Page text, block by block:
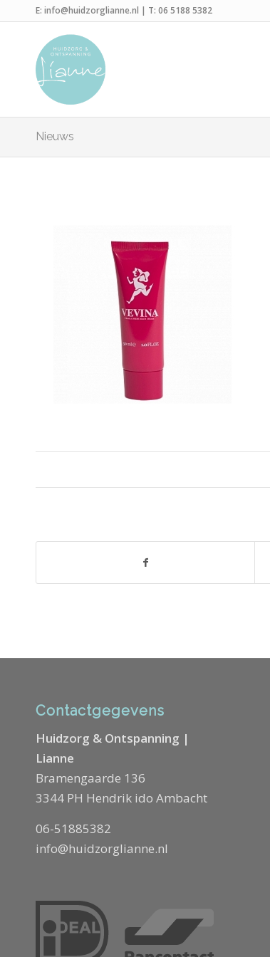
E: info@huidzorglianne.nl | T: 06 5188 5382
Nieuws
Contactgegevens
Huidzorg & Ontspanning |
Lianne
Bramengaarde 136
3344 PH Hendrik ido Ambacht
06-51885382
info@huidzorglianne.nl